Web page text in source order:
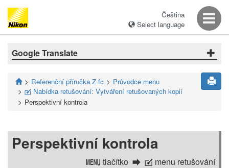
Čeština
Select language
Google Translate
Referenční příručka Z fc Průvodce menu
N Nabídka retušování: Vytváření retušovaných kopií
Perspektivní kontrola
Perspektivní kontrola
G tlačítko N menu retušování